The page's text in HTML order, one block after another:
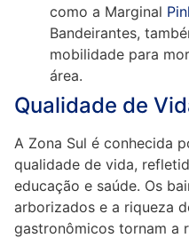
como a Marginal
Bandeirantes,
mobilidade para
área.
Qualidade de
A Zona Sul é conhecida
qualidade de vida,
educação e saúde. Os
arborizados e a riqueza
gastronômicos tornam a